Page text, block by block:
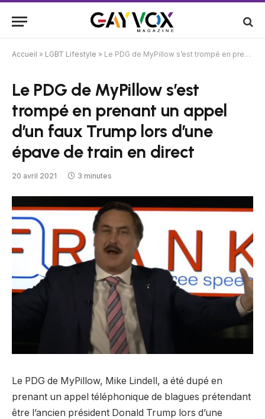
Accueil » LGBT Lifestyle » Le PDG de MyPillow s’est trompé en prenant un appel d’un faux Trump lors d’une épave de train en direct
Le PDG de MyPillow s’est
trompé en prenant un appel
d’un faux Trump lors d’une
épave de train en direct
20 avril 2021 3 minutes
Le PDG de MyPillow, Mike Lindell, a été dupé en
prenant un appel téléphonique de blagues prétendant
être l’ancien président Donald Trump lors d’une